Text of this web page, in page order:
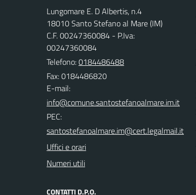
Lungomare E. D Albertis, n.4
18010 Santo Stefano al Mare (IM)
C.F. 00247360084 - P.Iva:
00247360084
Telefono:0184486488
Fax: 0184486820
E-mail:
PEC:
Uffici e orari
Numeri utili
CONTATTI D.P.O.